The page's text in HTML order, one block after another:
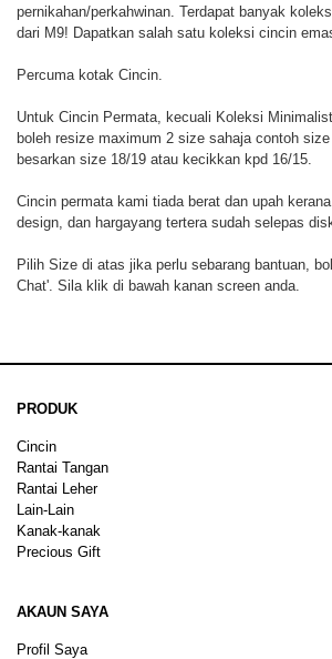
pernikahan/perkahwinan. Terdapat banyak
dari M9! Dapatkan salah satu koleksi cincin
Percuma kotak Cincin.
Untuk Cincin Permata, kecuali Koleksi
boleh resize maximum 2 size sahaja contoh
besarkan size 18/19 atau kecikkan kpd 16/15.
Cincin permata kami tiada berat dan upah
design, dan hargayang tertera sudah selepas
Pilih Size di atas jika perlu sebarang bantuan,
Chat'. Sila klik di bawah kanan screen anda.
PRODUK
Cincin
Rantai Tangan
Rantai Leher
Lain-Lain
Kanak-kanak
Precious Gift
AKAUN SAYA
Profil Saya